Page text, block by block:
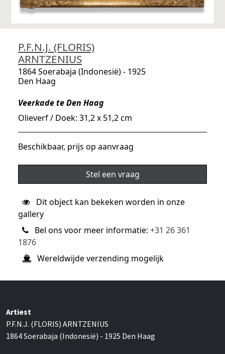
P.F.N.J. (FLORIS)
ARNTZENIUS
1864 Soerabaja (Indonesië) - 1925
Den Haag
Veerkade te Den Haag
Olieverf / Doek: 31,2 x 51,2 cm
Beschikbaar, prijs op aanvraag
Stel een vraag
Dit object kan bekeken worden in onze
gallery
Bel ons voor meer informatie: +31 26 361
1876
Wereldwijde verzending mogelijk
Artiest
P.F.N.J. (FLORIS) ARNTZENIUS
1864 Soerabaja (Indonesië) - 1925 Den Haag